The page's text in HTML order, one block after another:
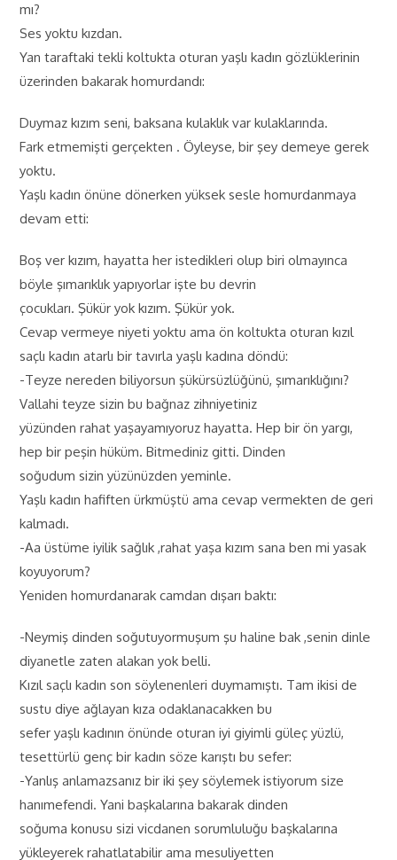
mı?
Ses yoktu kızdan.
Yan taraftaki tekli koltukta oturan yaşlı kadın gözlüklerinin
üzerinden bakarak homurdandı:
Duymaz kızım seni, baksana kulaklık var kulaklarında.
Fark etmemişti gerçekten . Öyleyse, bir şey demeye gerek
yoktu.
Yaşlı kadın önüne dönerken yüksek sesle homurdanmaya
devam etti:
Boş ver kızım, hayatta her istedikleri olup biri olmayınca
böyle şımarıklık yapıyorlar işte bu devrin
çocukları. Şükür yok kızım. Şükür yok.
Cevap vermeye niyeti yoktu ama ön koltukta oturan kızıl
saçlı kadın atarlı bir tavırla yaşlı kadına döndü:
-Teyze nereden biliyorsun şükürsüzlüğünü, şımarıklığını?
Vallahi teyze sizin bu bağnaz zihniyetiniz
yüzünden rahat yaşayamıyoruz hayatta. Hep bir ön yargı,
hep bir peşin hüküm. Bitmediniz gitti. Dinden
soğudum sizin yüzünüzden yeminle.
Yaşlı kadın hafiften ürkmüştü ama cevap vermekten de geri
kalmadı.
-Aa üstüme iyilik sağlık ,rahat yaşa kızım sana ben mi yasak
koyuyorum?
Yeniden homurdanarak camdan dışarı baktı:
-Neymiş dinden soğutuyormuşum şu haline bak ,senin dinle
diyanetle zaten alakan yok belli.
Kızıl saçlı kadın son söylenenleri duymamıştı. Tam ikisi de
sustu diye ağlayan kıza odaklanacakken bu
sefer yaşlı kadının önünde oturan iyi giyimli güleç yüzlü,
tesettürlü genç bir kadın söze karıştı bu sefer:
-Yanlış anlamazsanız bir iki şey söylemek istiyorum size
hanımefendi. Yani başkalarına bakarak dinden
soğuma konusu sizi vicdanen sorumluluğu başkalarına
yükleyerek rahatlatabilir ama mesuliyetten